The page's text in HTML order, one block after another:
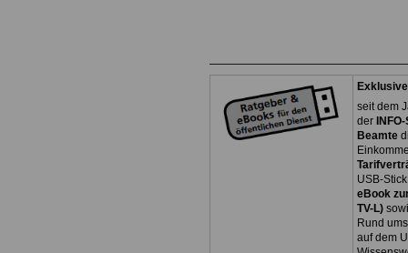
seit dem
der
Beamte
USB-
eBook
TV-L)
Rund
auf dem